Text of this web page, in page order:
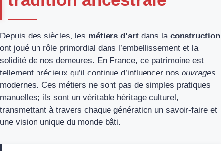
Depuis des siècles, les métiers d’art dans la construction
ont joué un rôle primordial dans l’embellissement et la
solidité de nos demeures. En France, ce patrimoine est
tellement précieux qu’il continue d’influencer nos ouvrages
modernes. Ces métiers ne sont pas de simples pratiques
manuelles; ils sont un véritable héritage culturel,
transmettant à travers chaque génération un savoir-faire et
une vision unique du monde bâti.